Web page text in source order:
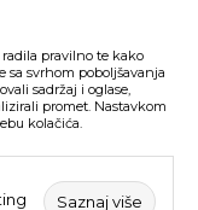
prikazu slika i samih
i ne podrazumijeva da
možete provjeriti pozivom
pravilno te kako
sa svrhom poboljšavanja
sadržaj i oglase,
promet. Nastavkom
kolačića.
Saznaj više